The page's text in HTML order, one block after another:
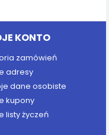
KONTO
zamówień
adresy
dane osobiste
kupony
listy życzeń